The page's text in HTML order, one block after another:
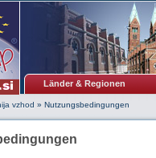
Länder & Regionen
vzhod » Nutzungsbedingungen